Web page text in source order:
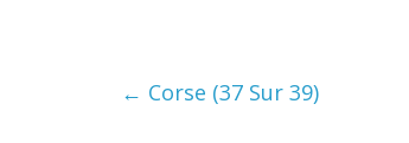
← Corse (37 Sur 39)